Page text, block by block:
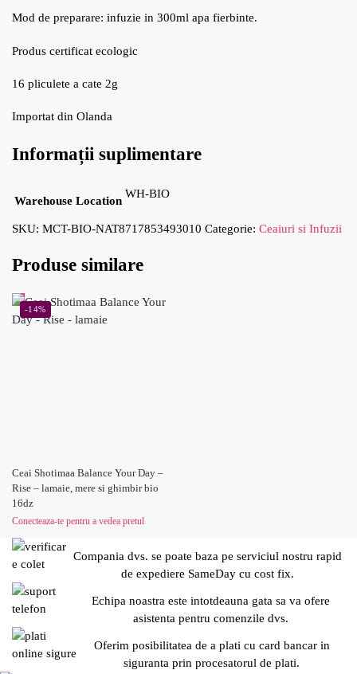
Mod de preparare: infuzie in 300ml apa fierbinte.
Produs certificat ecologic
16 pliculete a cate 2g
Importat din Olanda
Informații suplimentare
Warehouse Location
WH-BIO
SKU: MCT-BIO-NAT8717853493010 Categorie: Ceaiuri si Infuzii
Produse similare
-14%
Ceai Shotimaa Balance Your Day –
Rise – lamaie, mere si ghimbir bio
16dz
Conecteaza-te pentru a vedea pretul
Compania dvs. se poate baza pe serviciul nostru rapid
de expediere SameDay cu cost fix.
Echipa noastra este intotdeauna gata sa va ofere
asistenta pentru comenzile dvs.
Oferim posibilitatea de a plati cu card bancar in
siguranta prin procesatorul de plati.